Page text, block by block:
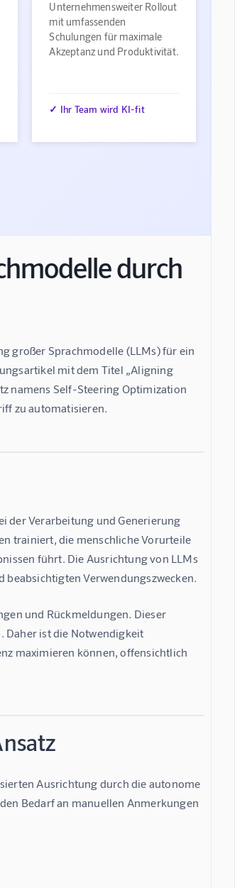
Unternehmensweiter Rollout
mit umfassenden
Schulungen für maximale
Akzeptanz und Produktivität.
✓ Ihr Team wird KI-fit
durch
großer Sprachmodelle (LLMs) für ein
mit dem Titel „Aligning
namens Self-Steering Optimization
zu automatisieren.
der Verarbeitung und Generierung
trainiert, die menschliche Vorurteile
führt. Die Ausrichtung von LLMs
beabsichtigten Verwendungszwecken.
und Rückmeldungen. Dieser
Daher ist die Notwendigkeit
maximieren können, offensichtlich
Ausrichtung durch die autonome
Bedarf an manuellen Anmerkungen